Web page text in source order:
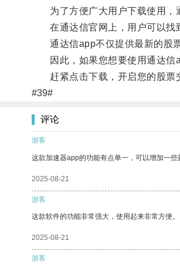
为了方便广大用户下载使用，
在通达信官网上，用户可以找
通达信app不仅提供最新的股票
因此，如果您想要使用通达信
赶紧点击下载，开启您的股票
#39#
评论
游客
这款加速器app的功能有点单一，可以增加一些
2025-08-21
游客
这款软件的功能非常强大，使用起来非常方便。
2025-08-21
游客